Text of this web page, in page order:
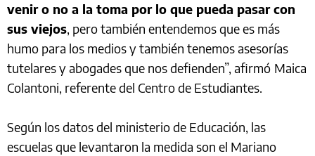
venir o no a la toma por lo que pueda pasar con
sus viejos, pero también entendemos que es más
humo para los medios y también tenemos asesorías
tutelares y abogades que nos defienden”, afirmó Maica
Colantoni, referente del Centro de Estudiantes.
Según los datos del ministerio de Educación, las
escuelas que levantaron la medida son el Mariano